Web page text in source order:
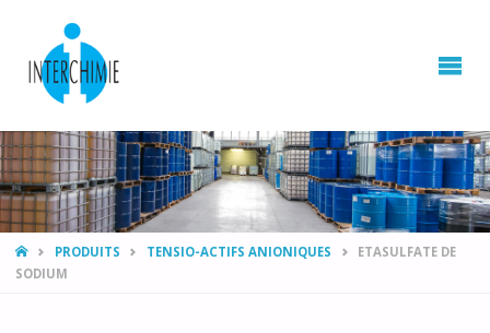
HOMEPRODUITS TENSIO-ACTIFS ANIONIQUES
ETASULFATE DE
SODIUM